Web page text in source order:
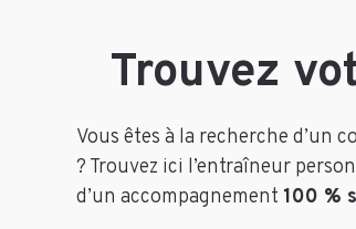
Trouvez
Vous êtes à la recherche d’un
? Trouvez ici l’entraîneur
d’un accompagnement 100 %